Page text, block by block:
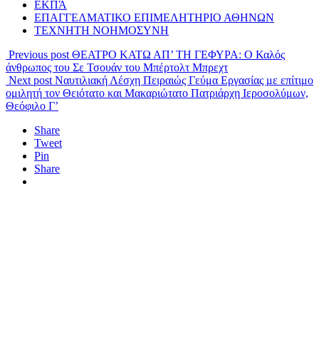
ΕΚΠΆ
ΕΠΑΓΓΕΛΜΑΤΙΚΟ ΕΠΙΜΕΛΗΤΗΡΙΟ ΑΘΗΝΩΝ
ΤΕΧΝΗΤΗ ΝΟΗΜΟΣΥΝΗ
Previous post ΘΕΑΤΡΟ ΚΑΤΩ ΑΠ’ ΤΗ ΓΕΦΥΡΑ: Ο Καλός
άνθρωπος του Σε Τσουάν του Μπέρτολτ Μπρεχτ
Next post Ναυτιλιακή Λέσχη Πειραιώς Γεύμα Εργασίας με επίτιμο
ομιλητή τον Θειότατο και Μακαριώτατο Πατριάρχη Ιεροσολύμων,
Θεόφιλο Γ’
Share
Tweet
Pin
Share